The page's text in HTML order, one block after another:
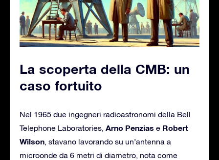
La scoperta della CMB: un
caso fortuito
Nel 1965 due ingegneri radioastronomi della Bell
Telephone Laboratories, Arno Penzias e Robert
Wilson, stavano lavorando su un’antenna a
microonde da 6 metri di diametro, nota come